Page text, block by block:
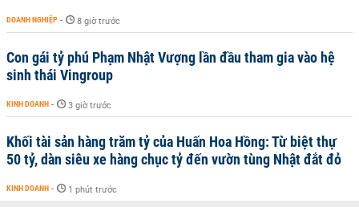
DOANH NGHIỆP - 8 giờ trước
Con gái tỷ phú Phạm Nhật Vượng lần đầu tham gia vào hệ
sinh thái Vingroup
KINH DOANH - 3 giờ trước
Khối tài sản hàng trăm tỷ của Huấn Hoa Hồng: Từ biệt thự
50 tỷ, dàn siêu xe hàng chục tỷ đến vườn tùng Nhật đắt đỏ
KINH DOANH - 1 phút trước